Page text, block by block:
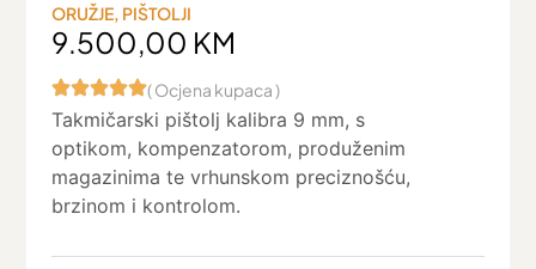
ORUŽJE, PIŠTOLJI
9.500,00 KM
( Ocjena kupaca )
Takmičarski pištolj kalibra 9 mm, s
optikom, kompenzatorom, produženim
magazinima te vrhunskom preciznošću,
brzinom i kontrolom.